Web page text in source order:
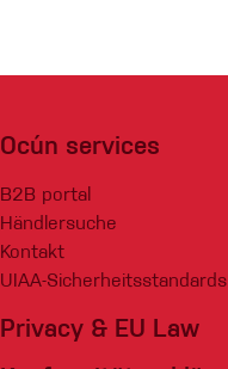
Ocún services
B2B portal
Händlersuche
Kontakt
UIAA-Sicherheitsstandards
Privacy & EU Law